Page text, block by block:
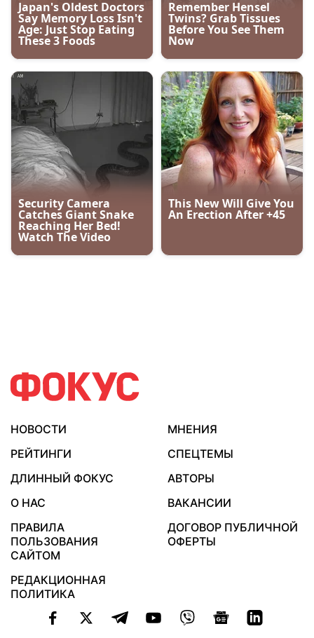
НОВОСТИ
МНЕНИЯ
РЕЙТИНГИ
СПЕЦТЕМЫ
ДЛИННЫЙ ФОКУС
АВТОРЫ
О НАС
ВАКАНСИИ
ПРАВИЛА
ПОЛЬЗОВАНИЯ
САЙТОМ
ДОГОВОР ПУБЛИЧНОЙ
ОФЕРТЫ
РЕДАКЦИОННАЯ
ПОЛИТИКА